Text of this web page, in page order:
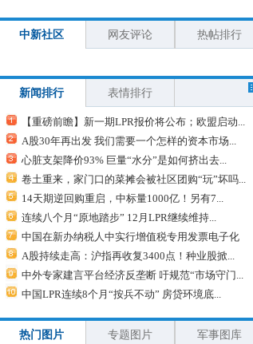
中新社区 网友评论 热帖排行
新闻排行 表情排行
【重磅前瞻】新一期LPR报价将公布；欧盟启动...
A股30年再出发 我们需要一个怎样的资本市场...
心脏支架降价93% 巨量“水分”是如何挤出去...
卷土重来，家门口的菜摊会被社区团购“玩”坏吗...
14天期逆回购重启，中标量1000亿！另有7...
连续八个月“原地踏步” 12月LPR继续维持...
中国在新办纳税人中实行增值税专用发票电子化
A股持续走高：沪指再收复3400点！种业股掀...
中外专家建言平台经济反垄断 吁规范“市场守门...
中国LPR连续8个月“按兵不动” 房贷环境底...
热门图片 专题图片 军事图库